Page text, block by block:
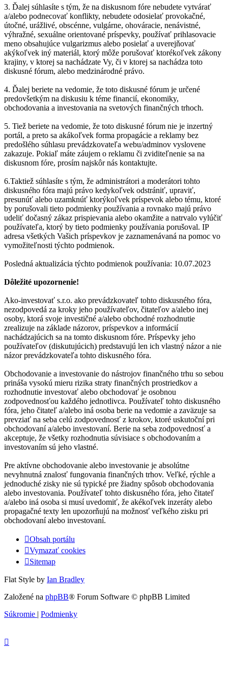
3. Ďalej súhlasíte s tým, že na diskusnom fóre nebudete vytvárať
a/alebo podnecovať konflikty, nebudete odosielať provokačné,
útočné, urážlivé, obscénne, vulgárne, ohováracie, nenávistné,
výhražné, sexuálne orientované príspevky, používať prihlasovacie
meno obsahujúce vulgarizmus alebo posielať a uverejňovať
akýkoľvek iný materiál, ktorý môže porušovať ktorékoľvek zákony
krajiny, v ktorej sa nachádzate Vy, či v ktorej sa nachádza toto
diskusné fórum, alebo medzinárodné právo.
4. Ďalej beriete na vedomie, že toto diskusné fórum je určené
predovšetkým na diskusiu k téme financií, ekonomiky,
obchodovania a investovania na svetových finančných trhoch.
5. Tiež beriete na vedomie, že toto diskusné fórum nie je inzertný
portál, a preto sa akákoľvek forma propagácie a reklamy bez
predošlého súhlasu prevádzkovateľa webu/adminov vyslovene
zakazuje. Pokiaľ máte záujem o reklamu či zviditeľnenie sa na
diskusnom fóre, prosím najskôr nás kontaktujte.
6.Taktiež súhlasíte s tým, že administrátori a moderátori tohto
diskusného fóra majú právo kedykoľvek odstrániť, upraviť,
presunúť alebo uzamknúť ktorýkoľvek príspevok alebo tému, ktoré
by porušovali tieto podmienky používania a rovnako majú právo
udeliť dočasný zákaz prispievania alebo okamžite a natrvalo vylúčiť
používateľa, ktorý by tieto podmienky používania porušoval. IP
adresa všetkých Vašich príspevkov je zaznamenávaná na pomoc vo
vymožiteľnosti týchto podmienok.
Posledná aktualizácia týchto podmienok používania: 10.07.2023
Dôležité upozornenie!
Ako-investovať s.r.o. ako prevádzkovateľ tohto diskusného fóra,
nezodpovedá za kroky jeho používateľov, čitateľov a/alebo inej
osoby, ktorá svoje investičné a/alebo obchodné rozhodnutie
zrealizuje na základe názorov, príspevkov a informácií
nachádzajúcich sa na tomto diskusnom fóre. Príspevky jeho
používateľov (diskutujúcich) predstavujú len ich vlastný názor a nie
názor prevádzkovateľa tohto diskusného fóra.
Obchodovanie a investovanie do nástrojov finančného trhu so sebou
prináša vysokú mieru rizika straty finančných prostriedkov a
rozhodnutie investovať alebo obchodovať je osobnou
zodpovednosťou každého jednotlivca. Používateľ tohto diskusného
fóra, jeho čitateľ a/alebo iná osoba berie na vedomie a zaväzuje sa
prevziať na seba celú zodpovednosť z krokov, ktoré uskutoční pri
obchodovaní a/alebo investovaní. Berie na seba zodpovednosť a
akceptuje, že všetky rozhodnutia súvisiace s obchodovaním a
investovaním sú jeho vlastné.
Pre aktívne obchodovanie alebo investovanie je absolútne
nevyhnutná znalosť fungovania finančných trhov. Veľké, rýchle a
jednoduché zisky nie sú typické pre žiadny spôsob obchodovania
alebo investovania. Používateľ tohto diskusného fóra, jeho čitateľ
a/alebo iná osoba si musí uvedomiť, že akékoľvek inzeráty alebo
propagačné texty len upozorňujú na možnosť veľkého zisku pri
obchodovaní alebo investovaní.
Obsah portálu
Vymazať cookies
Sitemap
Flat Style by Ian Bradley
Založené na phpBB® Forum Software © phpBB Limited
Súkromie | Podmienky